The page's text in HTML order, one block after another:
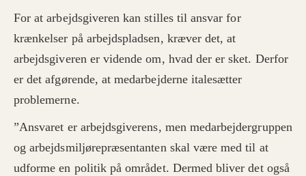
For at arbejdsgiveren kan stilles til ansvar for
krænkelser på arbejdspladsen, kræver det, at
arbejdsgiveren er vidende om, hvad der er sket. Derfor
er det afgørende, at medarbejderne italesætter
problemerne.
”Ansvaret er arbejdsgiverens, men medarbejdergruppen
og arbejdsmiljørepræsentanten skal være med til at
udforme en politik på området. Dermed bliver det også